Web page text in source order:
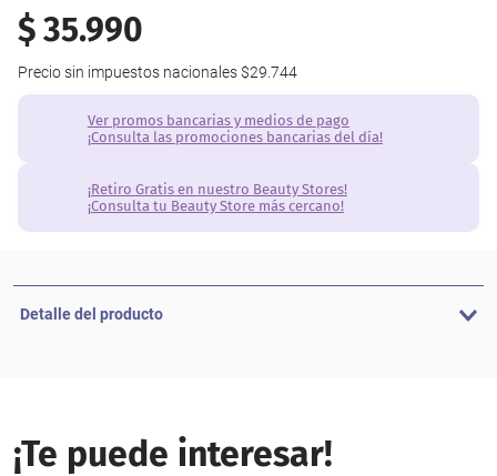
$35.990
Precio sin impuestos nacionales $29.744
Ver promos bancarias y medios de pago
¡Consulta las promociones bancarias del día!
¡Retiro Gratis en nuestro Beauty Stores!
¡Consulta tu Beauty Store más cercano!
Detalle del producto
¡Te puede interesar!